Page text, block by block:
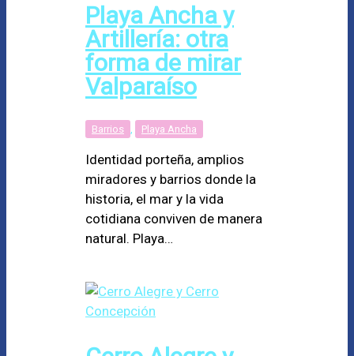
Playa Ancha y
Artillería: otra
forma de mirar
Valparaíso
Barrios Playa Ancha
Identidad porteña, amplios
miradores y barrios donde la
historia, el mar y la vida
cotidiana conviven de manera
natural. Playa…